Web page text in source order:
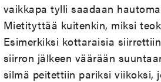
vaikkapa tylli saadaan
Mietityttää kuitenkin, miksi
Esimerkiksi kottaraisia
siirron jälkeen väärään
silmä peitettiin pariksi viikoksi,